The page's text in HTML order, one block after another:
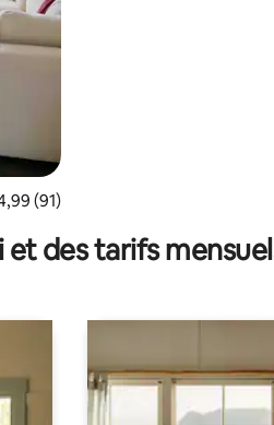
moyenne sur la base de 91
(91)
des tarifs